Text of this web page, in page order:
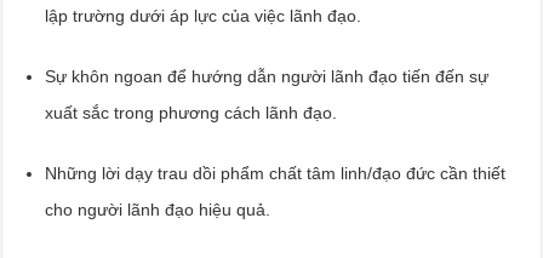
lập trường dưới áp lực của việc lãnh đạo.
Sự khôn ngoan để hướng dẫn người lãnh đạo tiến đến sự
xuất sắc trong phương cách lãnh đạo.
Những lời dạy trau dồi phẩm chất tâm linh/đạo đức cần thiết
cho người lãnh đạo hiệu quả.